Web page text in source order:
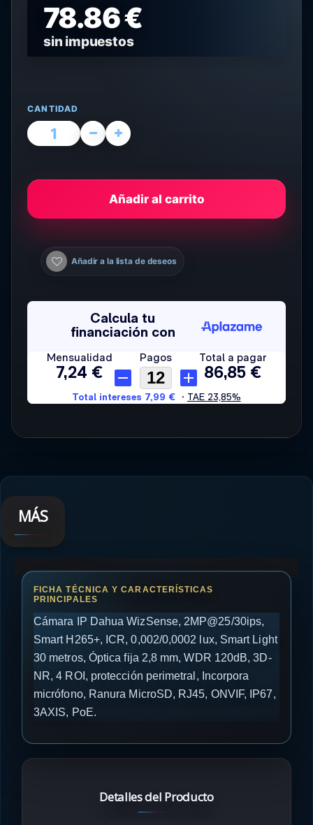
78.86 €
sin impuestos
CANTIDAD
Añadir al carrito
Añadir a la lista de deseos
MÁS
Cámara IP Dahua WizSense, 2MP@25/30ips,
Smart H265+, ICR, 0,002/0,0002 lux, Smart Light
30 metros, Óptica fija 2,8 mm, WDR 120dB, 3D-
NR, 4 ROI, protección perimetral, Incorpora
micrófono, Ranura MicroSD, RJ45, ONVIF, IP67,
3AXIS, PoE.
Detalles del Producto